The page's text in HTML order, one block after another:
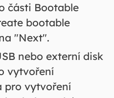
části Bootable
bootable
"Next".
nebo externí disk
vytvoření
pro vytvoření